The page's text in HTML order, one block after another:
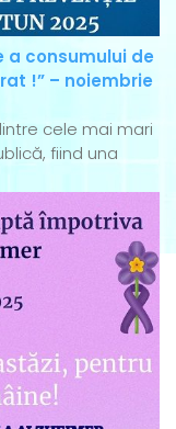
a consumului de
!” – noiembrie
cele mai mari
fiind una